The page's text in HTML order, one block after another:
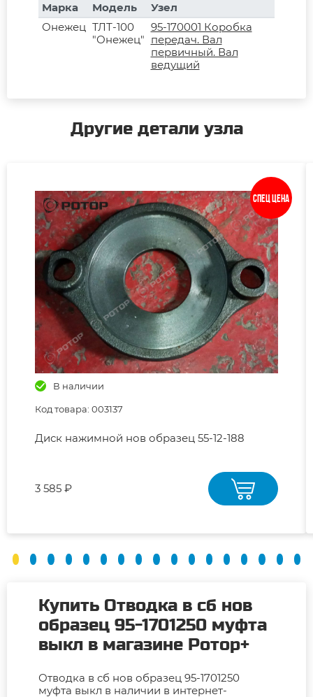
Марка Модель
Узел
Онежец ТЛТ-100
"Онежец"
95-170001 Коробка
передач. Вал
первичный. Вал
ведущий
Другие детали узла
Спец цена
В наличии
Код товара: 003137
Диск нажимной нов образец 55-12-188
3 585 ₽
Купить Отводка в сб нов
образец 95-1701250 муфта
выкл в магазине Ротор+
Отводка в сб нов образец 95-1701250
муфта выкл в наличии в интернет-